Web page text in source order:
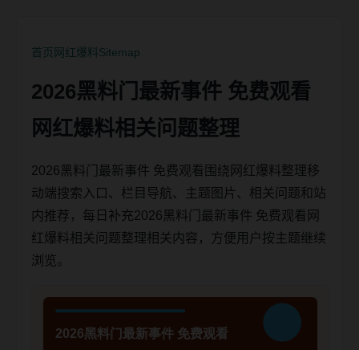
首页网红爆料Sitemap
2026黑料门最新事件 免费观看
网红爆料相关问题整理
2026黑料门最新事件 免费观看围绕网红爆料整理移
动端搜索入口、栏目导航、主题图片、相关问题和站
内推荐，每日补充2026黑料门最新事件 免费观看网
红爆料相关问题整理相关内容，方便用户按主题继续
浏览。